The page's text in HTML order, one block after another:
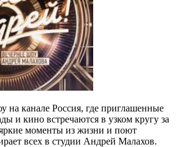
канале Россия, где приглашенные
и кино встречаются в узком кругу за
моменты из жизни и поют
всех в студии Андрей Малахов.